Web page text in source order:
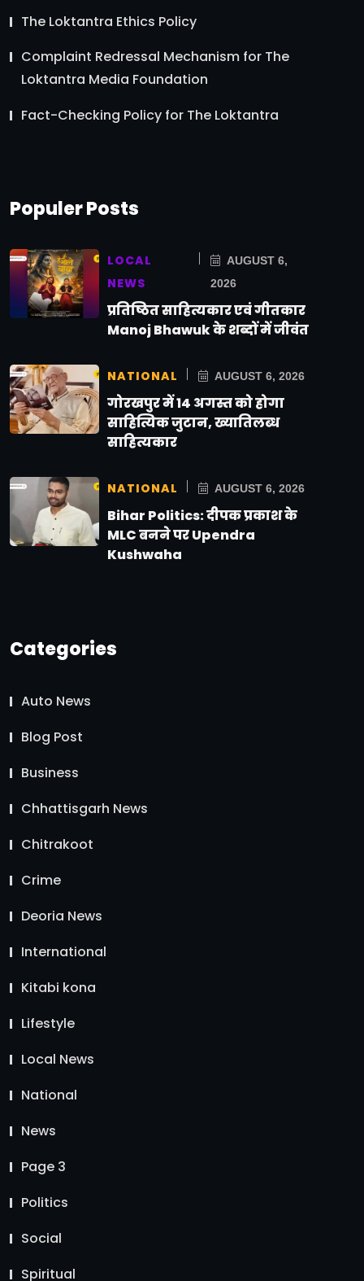
The Loktantra Ethics Policy
Complaint Redressal Mechanism for The
Loktantra Media Foundation
Fact-Checking Policy for The Loktantra
Populer Posts
LOCAL
NEWS
AUGUST 6,
2026
प्रतिष्ठित साहित्यकार एवं गीतकार
Manoj Bhawuk के शब्दों में जीवंत
NATIONAL AUGUST 6, 2026
गोरखपुर में 14 अगस्त को होगा
साहित्यिक जुटान, ख्यातिलब्ध
साहित्यकार
NATIONAL AUGUST 6, 2026
Bihar Politics: दीपक प्रकाश के
MLC बनने पर Upendra
Kushwaha
Categories
Auto News
Blog Post
Business
Chhattisgarh News
Chitrakoot
Crime
Deoria News
International
Kitabi kona
Lifestyle
Local News
National
News
Page 3
Politics
Social
Spiritual